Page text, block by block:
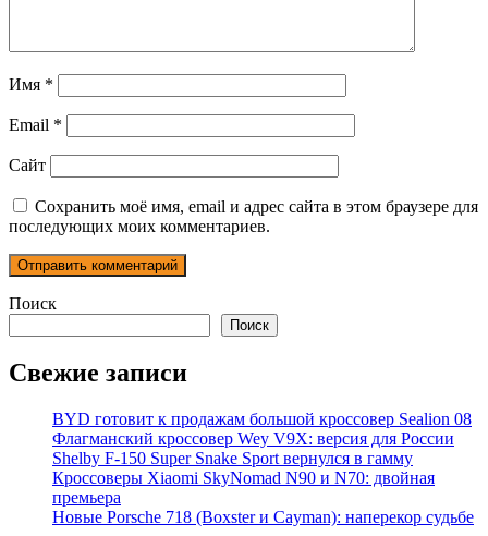
Имя *
Email *
Сайт
Сохранить моё имя, email и адрес сайта в этом браузере для
последующих моих комментариев.
Поиск
Поиск
Свежие записи
BYD готовит к продажам большой кроссовер Sealion 08
Флагманский кроссовер Wey V9X: версия для России
Shelby F-150 Super Snake Sport вернулся в гамму
Кроссоверы Xiaomi SkyNomad N90 и N70: двойная
премьера
Новые Porsche 718 (Boxster и Cayman): наперекор судьбе